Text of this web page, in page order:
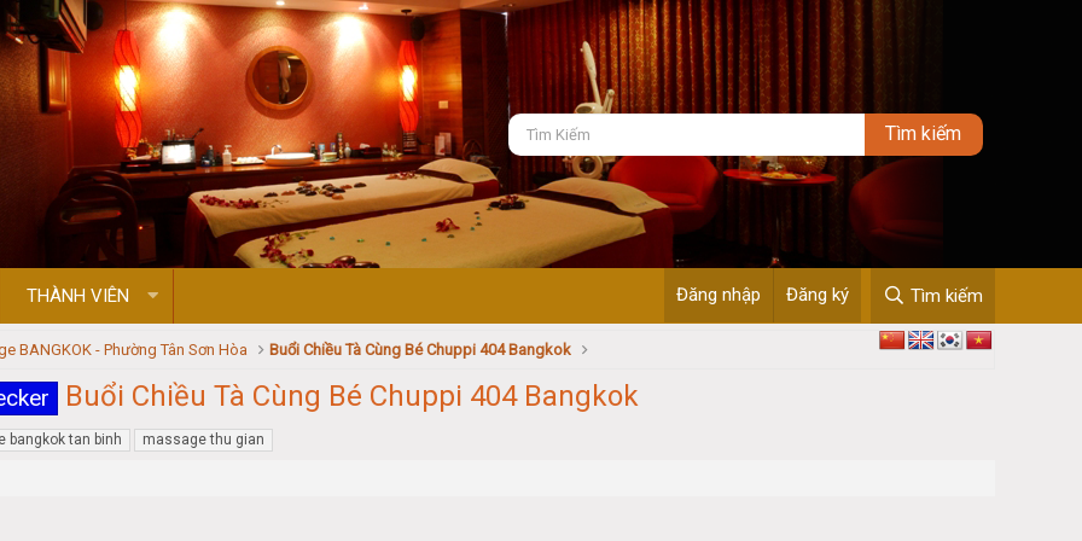
THÀNH VIÊN Đăng nhập Đăng ký Tìm kiếm
BANGKOK - Phường Tân Sơn Hòa Buổi Chiều Tà Cùng Bé Chuppi 404 Bangkok
Buổi Chiều Tà Cùng Bé Chuppi 404 Bangkok
bangkok tan binh massage thu gian